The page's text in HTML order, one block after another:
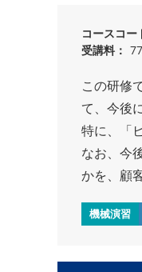
コースコー
受講料
この研修
て、今後
特に、「
なお、今
かを、顧
機械演習